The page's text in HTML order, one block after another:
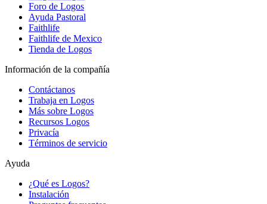
Foro de Logos
Ayuda Pastoral
Faithlife
Faithlife de Mexico
Tienda de Logos
Información de la compañía
Contáctanos
Trabaja en Logos
Más sobre Logos
Recursos Logos
Privacía
Términos de servicio
Ayuda
¿Qué es Logos?
Instalación